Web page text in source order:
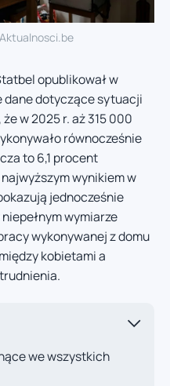
opublikował w
dane dotyczące sytuacji
w 2025 r. aż 315 000
równocześnie
to 6,1 procent
wynikiem w
jednocześnie
wymiarze
wykonywanej z domu
kobietami a
we wszystkich